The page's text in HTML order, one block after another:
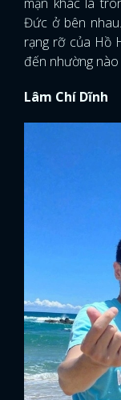
Đức ở bên
rạng rỡ của Hồ
đến nhường nào
Lâm Chí Dĩnh